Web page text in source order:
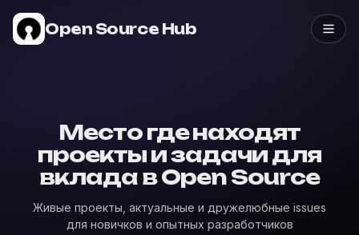
Open Source Hub
Место где находят
проекты и задачи для
вклада в Open Source
Живые проекты, актуальные и дружелюбные issues
для новичков и опытных разработчиков